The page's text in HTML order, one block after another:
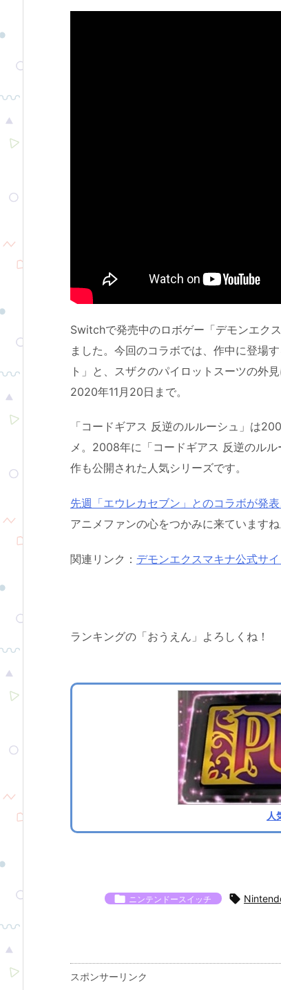
Switchで発売中のロボゲー「デモンエク
ました。今回のコラボでは、作中に登場
ト」と、スザクのパイロットスーツの外
2020年11月20日まで。
「コードギアス 反逆のルルーシュ」は
メ。2008年に「コードギアス 反逆のル
作も公開された人気シリーズです。
先週「エウレカセブン」とのコラボが発
アニメファンの心をつかみに来ています
関連リンク： デモンエクスマキナ公式サイ
ランキングの「おうえん」よろしくね！
人
 ニンテンドースイッチ 
スポンサーリンク